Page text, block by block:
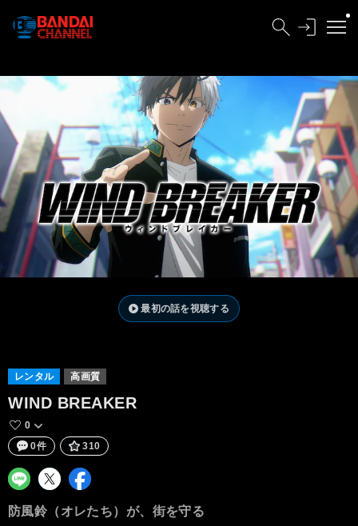
最初の話を視聴する
レンタル 高画質
WIND BREAKER
0
0件
310
防風鈴（オレたち）が、街を守る